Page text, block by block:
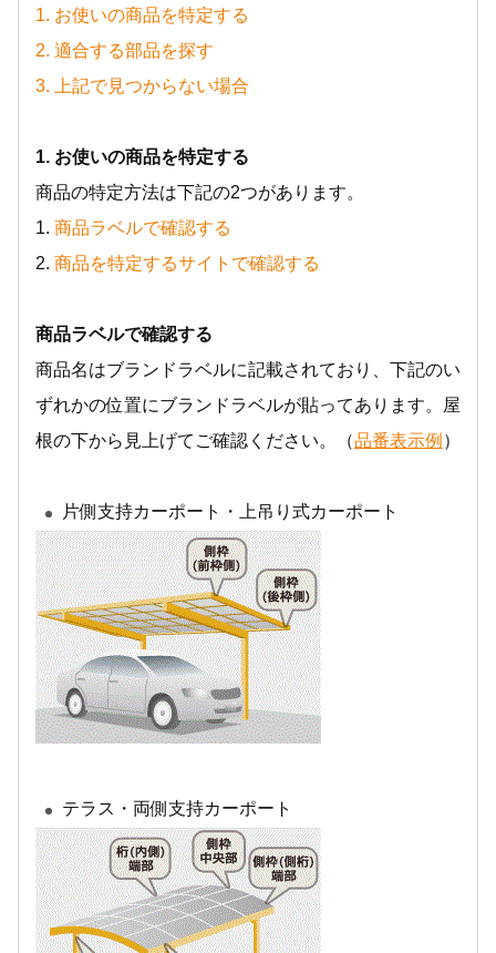
1. お使いの商品を特定する
2. 適合する部品を探す
3. 上記で見つからない場合
1. お使いの商品を特定する
商品の特定方法は下記の2つがあります。
1. 商品ラベルで確認する
2. 商品を特定するサイトで確認する
商品ラベルで確認する
商品名はブランドラベルに記載されており、下記のい
ずれかの位置にブランドラベルが貼ってあります。屋
根の下から見上げてご確認ください。（品番表示例 ）
片側支持カーポート・上吊り式カーポート
テラス・両側支持カーポート